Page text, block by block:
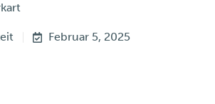
Februar 5, 2025